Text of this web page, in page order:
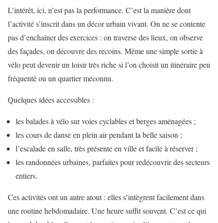
L’intérêt, ici, n’est pas la performance. C’est la manière dont
l’activité s’inscrit dans un décor urbain vivant. On ne se contente
pas d’enchaîner des exercices : on traverse des lieux, on observe
des façades, on découvre des recoins. Même une simple sortie à
vélo peut devenir un loisir très riche si l’on choisit un itinéraire peu
fréquenté ou un quartier méconnu.
Quelques idées accessibles :
les balades à vélo sur voies cyclables et berges aménagées ;
les cours de danse en plein air pendant la belle saison ;
l’escalade en salle, très présente en ville et facile à réserver ;
les randonnées urbaines, parfaites pour redécouvrir des secteurs
entiers.
Ces activités ont un autre atout : elles s’intègrent facilement dans
une routine hebdomadaire. Une heure suffit souvent. C’est ce qui